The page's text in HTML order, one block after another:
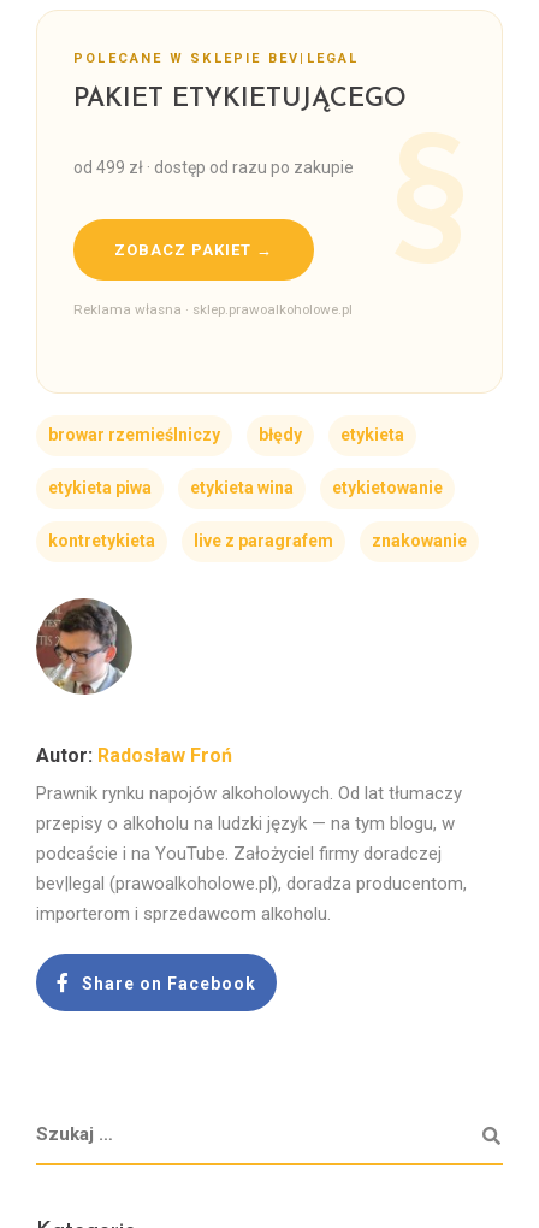
POLECANE W SKLEPIE BEV|LEGAL
PAKIET ETYKIETUJĄCEGO
od 499 zł · dostęp od razu po zakupie
ZOBACZ PAKIET →
Reklama własna · sklep.prawoalkoholowe.pl
browar rzemieślniczy błędy etykieta
etykieta piwa etykieta wina etykietowanie
kontretykieta live z paragrafem znakowanie
Radosław Froń
Prawnik rynku napojów alkoholowych. Od lat tłumaczy
przepisy o alkoholu na ludzki język — na tym blogu, w
podcaście i na YouTube. Założyciel firmy doradczej
bev|legal (prawoalkoholowe.pl), doradza producentom,
importerom i sprzedawcom alkoholu.
Share on Facebook